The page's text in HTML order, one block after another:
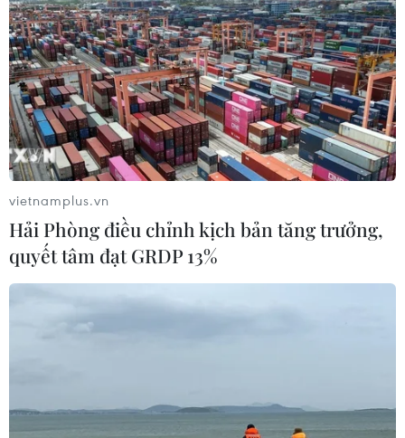
TIN CÙNG CHUYÊN MỤC
Model Kid Vietnam 2026 "tiếp lửa"
cho thí sinh nhí khu vực phía Nam
27/07/2026 07:48
VPBank và Coolmate nâng trải
vietnamplus.vn
Hải Phòng điều chỉnh kịch bản tăng trưởng,
quyết tâm đạt GRDP 13%